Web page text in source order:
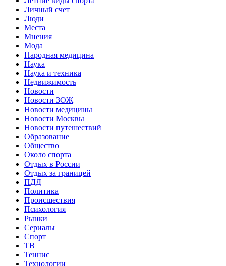
Личный счет
Люди
Места
Мнения
Мода
Народная медицина
Наука
Наука и техника
Недвижимость
Новости
Новости ЗОЖ
Новости медицины
Новости Москвы
Новости путешествий
Образование
Общество
Около спорта
Отдых в России
Отдых за границей
ПДД
Политика
Происшествия
Психология
Рынки
Сериалы
Спорт
ТВ
Теннис
Технологии